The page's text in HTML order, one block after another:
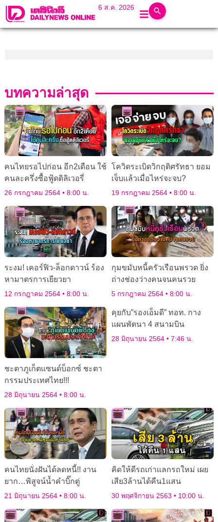
6 ส.ค. 2026
บทความล่าสุด
คนไทยรอไปก่อน อีก2เดือน ใช้
คนละครึ่งซื้อฟู้ดดิลิเวอรี่
26 กรกฎาคม 2564 8:00 น.
โควิดระเบิดวิกฤติศรัทธา ยอม
เจ็บแล้วเมื่อไหร่จะจบ?
19 กรกฎาคม 2564 8:00 น.
ระงม! เคอร์ฟิว-ล็อกดาวน์ ร้อง
หามาตรการเยียวยา
12 กรกฎาคม 2564 8:00 น.
กุมขมับหนี้ครัวเรือนพรวด ยิ่ง
ถ่างช่องว่างคนจนคนรวย
5 กรกฎาคม 2564 8:00 น.
ชะตาภูเก็ตแซนด์บ็อกซ์ ชะตา
กรรมประเทศไทย!!!
28 มิถุนายน 2564 8:00 น.
คุยกับ”รองเอ็มดี” ทอท. กาง
แผนพัตนา 4 สนามบิน
28 มิถุนายน 2564 7:46 น.
คนไทยนั่งฝันได้ลดหนี้!! งาน
ยาก…พิสูจน์น้ำคำบิ๊กตู่
21 มิถุนายน 2564 8:00 น.
คิดให้ดีรถเก่าแลกรถใหม่ เผย
เสีย3ล้านได้คืน1แสน
30 พฤศจิกายน 2563 10:00 น.